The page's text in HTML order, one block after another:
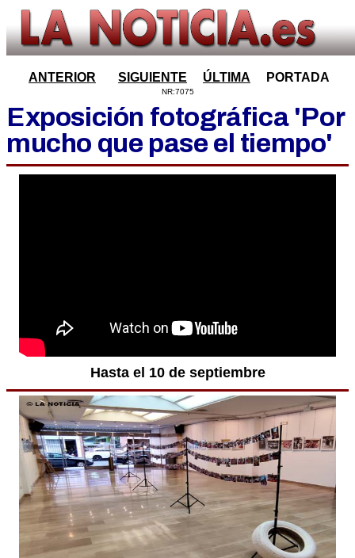
ANTERIOR SIGUIENTE ÚLTIMA PORTADA
NR:7075
Exposición fotográfica 'Por
mucho que pase el tiempo'
Hasta el 10 de septiembre